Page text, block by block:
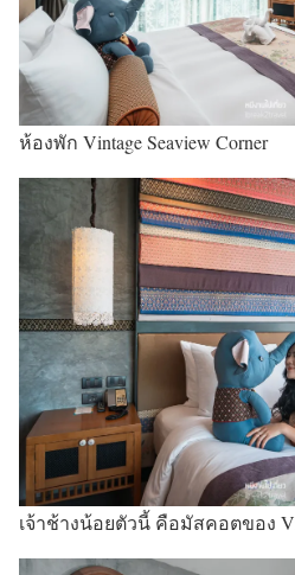
ห้องพัก Vintage Seaview Corner
เจ้าช้างน้อยตัวนี้ คือมัสคอตของ